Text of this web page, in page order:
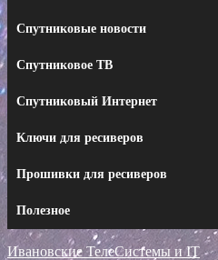
Спутниковые новости
Спутниковое ТВ
Спутниковый Интернет
Ключи для ресиверов
Прошивки для ресиверов
Полезное
Ивановские ТелеСистемы и IT